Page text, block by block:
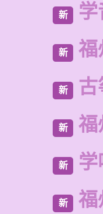
新 学
新 福
新
新 福
新 学
新 福